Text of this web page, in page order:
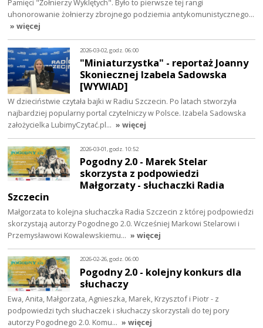
Pamięci "Żołnierzy Wyklętych". Było to pierwsze tej rangi
uhonorowanie żołnierzy zbrojnego podziemia antykomunistycznego…
» więcej
2026-03-02, godz. 06:00
"Miniaturzystka" - reportaż Joanny
Skoniecznej Izabela Sadowska
[WYWIAD]
W dzieciństwie czytała bajki w Radiu Szczecin. Po latach stworzyła
najbardziej popularny portal czytelniczy w Polsce. Izabela Sadowska
założycielka LubimyCzytać.pl… » więcej
2026-03-01, godz. 10:52
Pogodny 2.0 - Marek Stelar
skorzysta z podpowiedzi
Małgorzaty - słuchaczki Radia
Szczecin
Małgorzata to kolejna słuchaczka Radia Szczecin z której podpowiedzi
skorzystają autorzy Pogodnego 2.0. Wcześniej Markowi Stelarowi i
Przemysławowi Kowalewskiemu… » więcej
2026-02-26, godz. 06:00
Pogodny 2.0 - kolejny konkurs dla
słuchaczy
Ewa, Anita, Małgorzata, Agnieszka, Marek, Krzysztof i Piotr - z
podpowiedzi tych słuchaczek i słuchaczy skorzystali do tej pory
autorzy Pogodnego 2.0. Komu… » więcej